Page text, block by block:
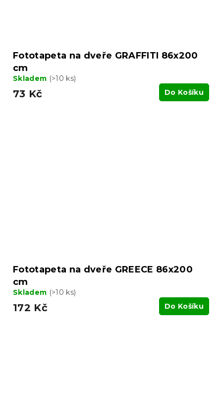
Fototapeta na dveře GRAFFITI 86x200
cm
Skladem (>10 ks)
73 Kč Do Košíku
Fototapeta na dveře GREECE 86x200
cm
Skladem (>10 ks)
172 Kč Do Košíku